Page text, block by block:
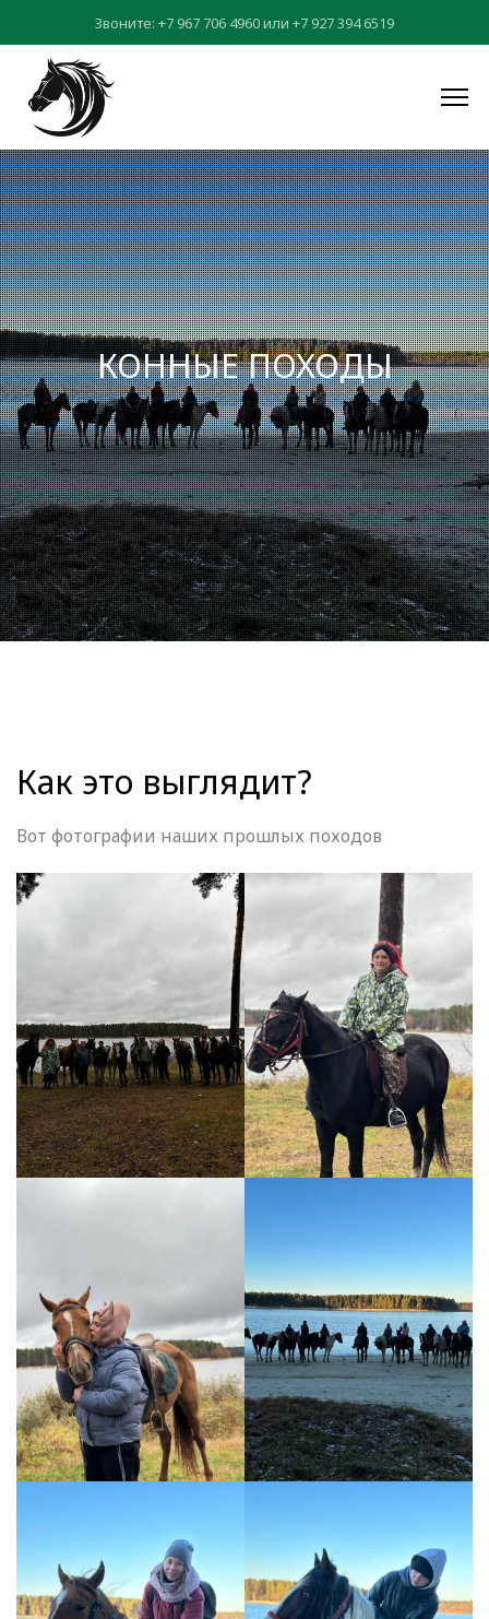
Звоните: +7 967 706 4960или +7 927 394 6519
КОННЫЕ ПОХОДЫ
Как это выглядит?
Вот фотографии наших прошлых походов